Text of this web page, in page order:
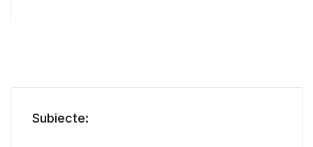
Subiecte: